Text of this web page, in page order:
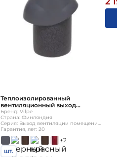
Теплоизолированный
вентиляционный выход
125/160/700 Vilpe
Бренд: Vilpe
Страна: Финляндия
Серия: Выход вентиляции помещения P-типа
Гарантия, лет: 20
+2
шт.